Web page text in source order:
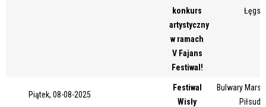
konkurs
artystyczny
w ramach
V Fajans
Festiwal!
Piątek, 08-08-2025
Festiwal
Wisły
Bulwary